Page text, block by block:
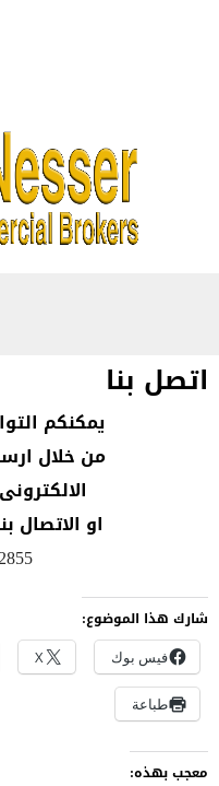
اتصل بنا
يمكنكم
من خلال
او الاتصال
شارك هذا الموضوع:
فيس بوك X
طباعة
معجب بهذه: